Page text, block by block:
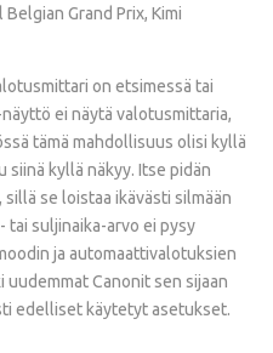
Grand Prix, Kimi
on etsimessä tai
ei näytä valotusmittaria,
tämä mahdollisuus olisi kyllä
kyllä näkyy. Itse pidän
se loistaa ikävästi silmään
tai suljinaika-arvo ei pysy
ja automaattivalotuksien
uudemmat Canonit sen sijaan
edelliset käytetyt asetukset.